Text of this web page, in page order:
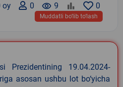
0
remove_red_eye 9
0
oy
Muddatli bo‘lib to‘lash
Prezidentining 19.04.2024-
asosan ushbu lot bo‘yicha